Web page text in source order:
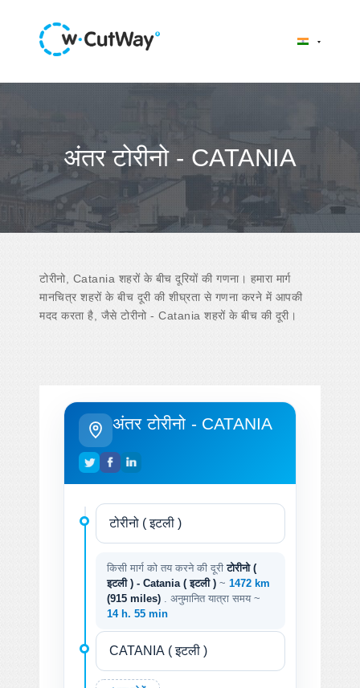
अंतर टोरीनो - CATANIA
टोरीनो, Catania शहरों के बीच दूरियों की गणना। हमारा मार्ग
मानचित्र शहरों के बीच दूरी की शीघ्रता से गणना करने में आपकी
मदद करता है, जैसे टोरीनो - Catania शहरों के बीच की दूरी।
अंतर टोरीनो - CATANIA
किसी मार्ग को तय करने की दूरीटोरीनो (
इटली ) - Catania ( इटली ) ~ 1472 km
(915 miles)
. अनुमानित यात्रा समय ~
14 h. 55 min